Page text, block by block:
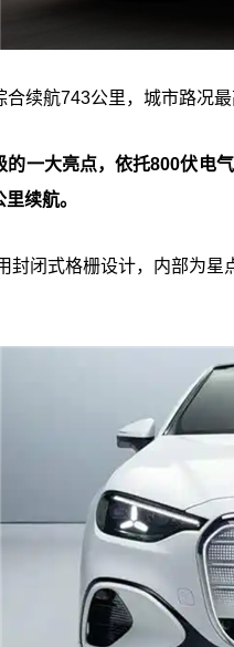
续航743公里，城市路况最
的一大亮点，依托800伏电
续航。
封闭式格栅设计，内部为星